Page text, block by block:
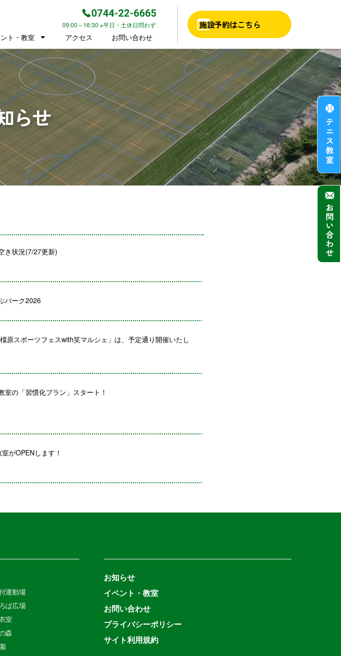
09:00～16:30 ※平日・土休日問わず
ト・教室 アクセス お問い合わせ
施設予約はこちら
らせ
き状況(7/27更新)
パーク2026
原スポーツフェスwith笑マルシェ」は、予定通り開催いたし
室の「習慣化プラン」スタート！
がOPENします！
運動場
ば広場
室
森
お知らせ
イベント・教室
お問い合わせ
プライバシーポリシー
サイト利用規約